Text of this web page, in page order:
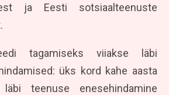
ja Eesti sotsiaalteenuste
tagamiseks viiakse läbi
üks kord kahe aasta
teenuse enesehindamine